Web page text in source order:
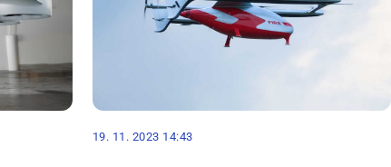
19. 11. 2023 14:43